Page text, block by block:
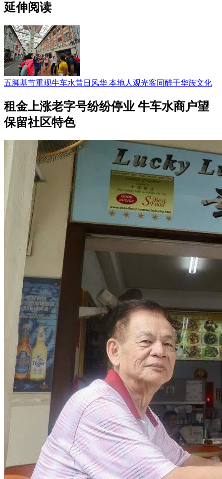
延伸阅读
五脚基节重现牛车水昔日风华 本地人观光客同醉于华族文化
租金上涨老字号纷纷停业 牛车水商户望
保留社区特色